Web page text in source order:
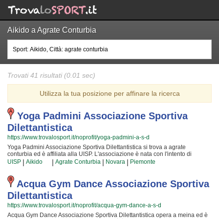
Aikido a Agrate Conturbia
Trovati 41 risultati (0.01 sec)
Utilizza la tua posizione per affinare la ricerca
Yoga Padmini Associazione Sportiva
Dilettantistica
https://www.trovalosport.it/noprofit/yoga-padmini-a-s-d
Yoga Padmini Associazione Sportiva Dilettantistica si trova a agrate
conturbia ed è affiliata alla UISP. L'associazione è nata con l'intento di
promuovere L'aikido organizzando corsi per bambini, ragazzi e adulti. Se
desiderate che vostro figlio o vostra figlia impari la disciplina, il rispetto e la
concentrazione, L'aikido è sicuramente lo sport più adatto. I loro maestri di
aikido seguiranno i vostri figli quotidianamente, ma restando sempre
nell'ottica di sviluppare i talenti e le capacità personali di ciascun atleta. Yoga
Padmini Associazione Sportiva Dilettantistica da sempre accoglie i bambini e
i ragazzi di agrate conturbia, in un ambiente serio e sano, in cui i vostri figli
troveranno sicuramente uno sfogo e uno svago e tanti nuovi amici. Gli
allenamenti si tengono in palestra a agrate conturbia e coincidono con il
UISP | Aikido | Agrate Conturbia | Novara | Piemonte
Acqua Gym Dance Associazione Sportiva
Dilettantistica
https://www.trovalosport.it/noprofit/acqua-gym-dance-a-s-d
Acqua Gym Dance Associazione Sportiva Dilettantistica opera a meina ed è